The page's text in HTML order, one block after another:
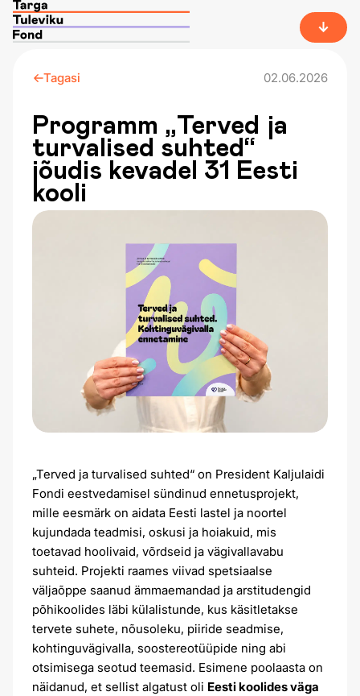
Tagasi 02.06.2026
Programm „Terved ja
turvalised suhted“
jõudis kevadel 31 Eesti
kooli
„Terved ja turvalised suhted“ on President Kaljulaidi
Fondi eestvedamisel sündinud ennetusprojekt,
mille eesmärk on aidata Eesti lastel ja noortel
kujundada teadmisi, oskusi ja hoiakuid, mis
toetavad hoolivaid, võrdseid ja vägivallavabu
suhteid. Projekti raames viivad spetsiaalse
väljaõppe saanud ämmaemandad ja arstitudengid
põhikoolides läbi külalistunde, kus käsitletakse
tervete suhete, nõusoleku, piiride seadmise,
kohtinguvägivalla, soostereotüüpide ning abi
otsimisega seotud teemasid. Esimene poolaasta on
näidanud, et sellist algatust oli Eesti koolides väga